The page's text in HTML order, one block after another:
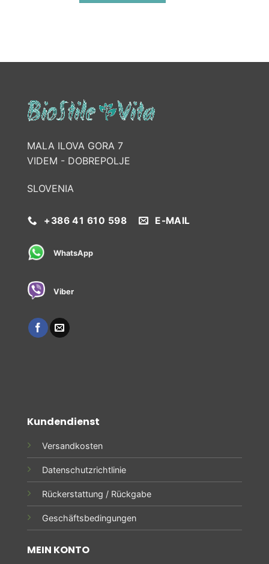
MALA ILOVA GORA 7
VIDEM - DOBREPOLJE
SLOVENIA
+386 41 610 598 E-MAIL
WhatsApp
Viber
Kundendienst
Versandkosten
Datenschutzrichtlinie
Rückerstattung / Rückgabe
Geschäftsbedingungen
MEIN KONTO